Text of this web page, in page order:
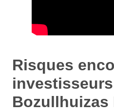
Risques
Bozullhuizas